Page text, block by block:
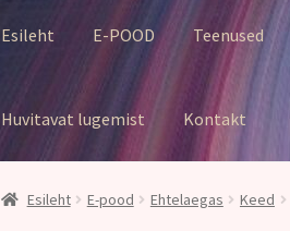
Esileht E-POOD Teenused
Huvitavat lugemist Kontakt
Esileht E-pood Ehtelaegas Keed